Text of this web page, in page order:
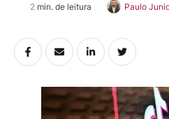
2 min. de leitura Paulo